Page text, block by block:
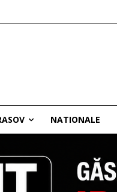
NATIONALE